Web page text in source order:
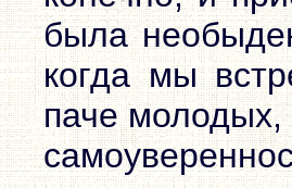
была
когда мы
паче молодых,